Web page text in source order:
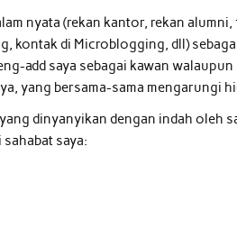
nyata (rekan kantor, rekan
kontak di Microblogging, dll)
add saya sebagai kawan
yang bersama-sama mengarungi
dinyanyikan dengan indah oleh
saya: